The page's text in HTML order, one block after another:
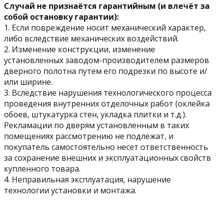
Случай не признаётся гарантийным (и влечёт за
собой остановку гарантии):
1. Если повреждение носит механический характер,
либо вследствие механических воздействий.
2. Изменение конструкции, изменение
установленных заводом-производителем размеров
дверного полотна путем его подрезки по высоте и/
или ширине.
3. Вследствие нарушения технологического процесса
проведения внутренних отделочных работ (оклейка
обоев, штукатурка стен, укладка плитки и т.д.).
Рекламации по дверям установленным в таких
помещениях рассмотрению не подлежат, и
покупатель самостоятельно несет ответственность
за сохранение внешних и эксплуатационных свойств
купленного товара.
4. Неправильная эксплуатация, нарушение
технологии установки и монтажа.